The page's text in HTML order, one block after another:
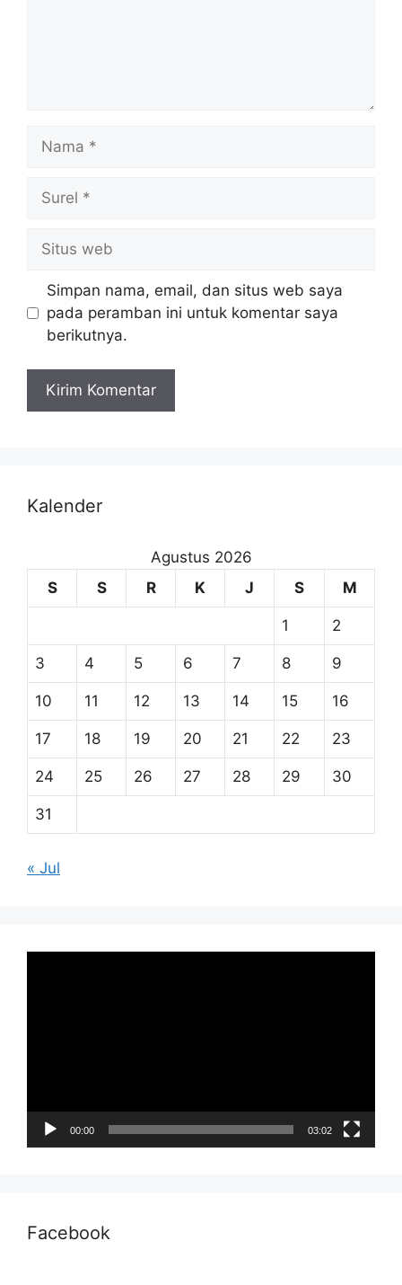
Simpan nama, email, dan situs web saya
pada peramban ini untuk komentar saya
berikutnya.
Kalender
Agustus 2026
S
S R K J S M
1 2
3 4 5 6 7 8 9
10 11 12 13 14 15 16
17 18 19 20 21 22 23
24 25 26 27 28 29 30
31
« Jul
00:00 03:02
Facebook